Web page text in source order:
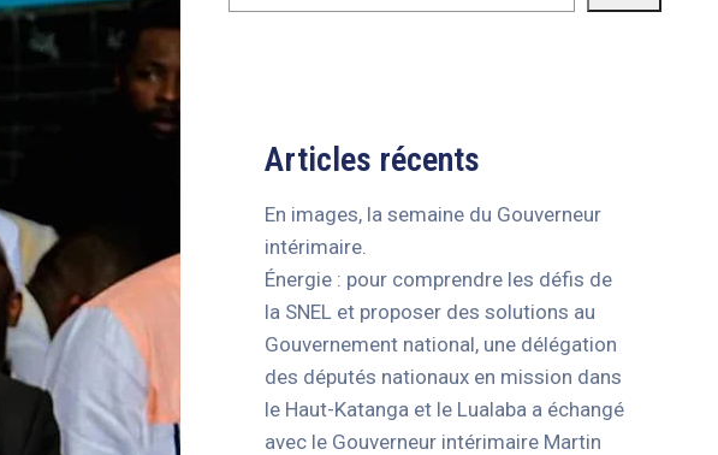
Articles récents
En images, la semaine du Gouverneur
intérimaire.
Énergie : pour comprendre les défis de
la SNEL et proposer des solutions au
Gouvernement national, une délégation
des députés nationaux en mission dans
le Haut-Katanga et le Lualaba a échangé
avec le Gouverneur intérimaire Martin